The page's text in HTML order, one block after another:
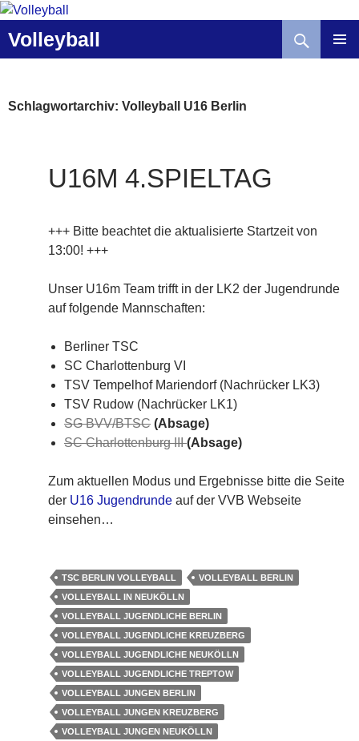
Zum
springen
Volleyball
Schlagwortarchiv: Volleyball U16 Berlin
U16M 4.SPIELTAG
+++ Bitte beachtet die aktualisierte Startzeit von
13:00! +++
Unser U16m Team trifft in der LK2 der Jugendrunde
auf folgende Mannschaften:
Berliner TSC
SC Charlottenburg VI
TSV Tempelhof Mariendorf (Nachrücker LK3)
TSV Rudow (Nachrücker LK1)
SG BVV/BTSC (Absage)
SC Charlottenburg III(Absage)
Zum aktuellen Modus und Ergebnisse bitte die Seite
der U16 Jugendrunde auf der VVB Webseite
einsehen…
TSC BERLIN VOLLEYBALL
VOLLEYBALL BERLIN
VOLLEYBALL IN NEUKÖLLN
VOLLEYBALL JUGENDLICHE BERLIN
VOLLEYBALL JUGENDLICHE KREUZBERG
VOLLEYBALL JUGENDLICHE NEUKÖLLN
VOLLEYBALL JUGENDLICHE TREPTOW
VOLLEYBALL JUNGEN BERLIN
VOLLEYBALL JUNGEN KREUZBERG
VOLLEYBALL JUNGEN NEUKÖLLN